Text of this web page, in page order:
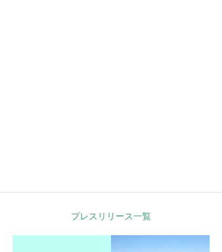
プレスリリース一覧